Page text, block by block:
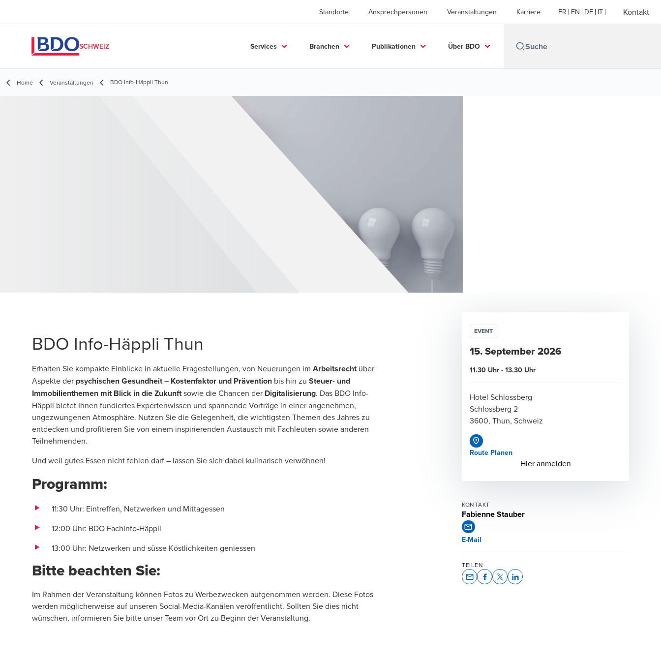
Standorte Ansprechpersonen Veranstaltungen Karriere FR EN DE IT Kontakt
SCHWEIZ Services Branchen Publikationen Über BDO
Home Veranstaltungen BDO Info-Häppli Thun
BDO Info-Häppli Thun
Erhalten Sie kompakte Einblicke in aktuelle Fragestellungen, von Neuerungen im Arbeitsrechtüber
Aspekte der psychischen Gesundheit – Kostenfaktor und Prävention bis hin zu Steuer- und
Immobilienthemen mit Blick in die Zukunftsowie die Chancen der Digitalisierung. Das BDO Info-
Häppli bietet Ihnen fundiertes Expertenwissen und spannende Vorträge in einer angenehmen,
ungezwungenen Atmosphäre. Nutzen Sie die Gelegenheit, die wichtigsten Themen des Jahres zu
entdecken und profitieren Sie von einem inspirierenden Austausch mit Fachleuten sowie anderen
Teilnehmenden.
Und weil gutes Essen nicht fehlen darf – lassen Sie sich dabei kulinarisch verwöhnen!
Programm:
11:30 Uhr: Eintreffen, Netzwerken und Mittagessen
12:00 Uhr: BDO Fachinfo-Häppli
13:00 Uhr: Netzwerken und süsse Köstlichkeiten geniessen
Bitte beachten Sie:
Im Rahmen der Veranstaltung können Fotos zu Werbezwecken aufgenommen werden. Diese Fotos
werden möglicherweise auf unseren Social-Media-Kanälen veröffentlicht. Sollten Sie dies nicht
wünschen, informieren Sie bitte unser Team vor Ort zu Beginn der Veranstaltung.
EVENT
15. September 2026
11.30 Uhr - 13.30 Uhr
Hotel Schlossberg
Schlossberg 2
3600, Thun, Schweiz
Route Planen
Hier anmeldenOpens in a new window/tab
KONTAKT
Fabienne Stauber
E-Mail
TEILEN